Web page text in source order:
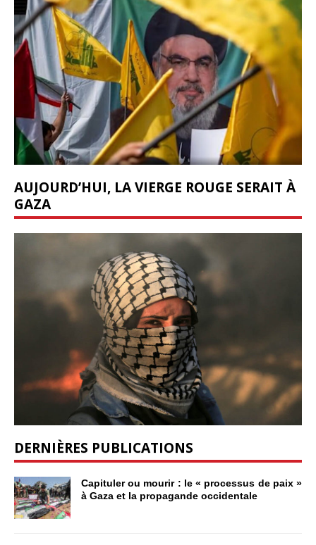
AUJOURD’HUI, LA VIERGE ROUGE SERAIT À
GAZA
DERNIÈRES PUBLICATIONS
Capituler ou mourir : le « processus de paix »
à Gaza et la propagande occidentale